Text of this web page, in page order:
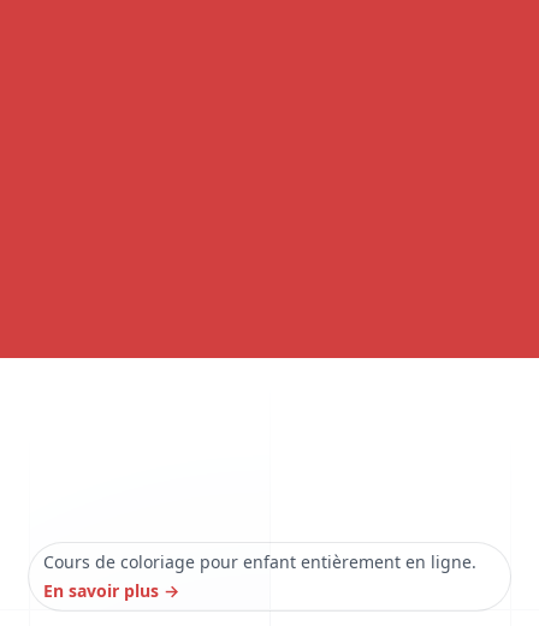
Cours de coloriage pour enfant entièrement en ligne.
En savoir plus →